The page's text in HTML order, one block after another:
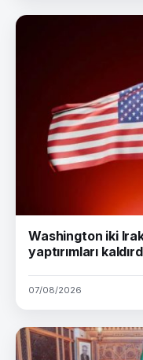
Washington iki
yaptırımları
07/08/2026